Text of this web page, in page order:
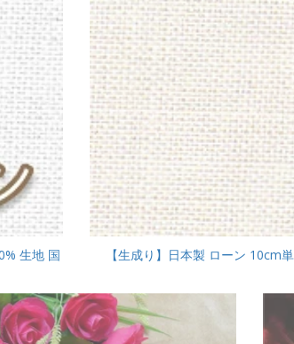
生地 国
【生成り】日本製 ローン 10cm